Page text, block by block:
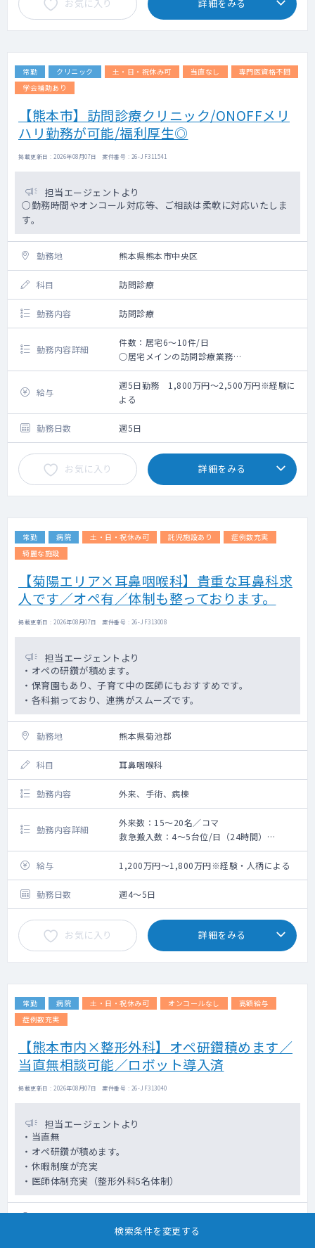
お気に入り 詳細をみる
常勤 クリニック 土・日・祝休み可 当直なし
専門医資格不問
学会補助あり
【熊本市】訪問診療クリニック/ONOFFメリ
ハリ勤務が可能/福利厚生◎
掲載更新日 : 2026年08月07日 案件番号 : 26-JF311541
担当エージェントより
○勤務時間やオンコール対応等、ご相談は柔軟に対応いたしま
す。
勤務地 熊本県熊本市中央区
科目 訪問診療
勤務内容 訪問診療
勤務内容詳細
件数：居宅6～10件/日
○居宅メインの訪問診療業務
○1件あたり平均15～30分程度
給与
週5日勤務 1,800万円～2,500万円※経験に
よる
勤務日数 週5日
お気に入り 詳細をみる
常勤 病院 土・日・祝休み可 託児施設あり
症例数充実
綺麗な施設
【菊陽エリア×耳鼻咽喉科】貴重な耳鼻科求
人です／オペ有／体制も整っております。
掲載更新日 : 2026年08月07日 案件番号 : 26-JF313008
担当エージェントより
・オペの研鑽が積めます。
・保育園もあり、子育て中の医師にもおすすめです。
・各科揃っており、連携がスムーズです。
勤務地 熊本県菊池郡
科目 耳鼻咽喉科
勤務内容 外来、手術、病棟
勤務内容詳細
外来数：15～20名／コマ
救急搬入数：4～5台位/日（24時間）
手術数：30件程度／年
・外来・オペを中心に勤務をお願いいたしま
す。
・オペは年間30件程度です。
・摂食・嚥下外来・小児言語外来・補聴器外
来なども行っております※予約制
・常勤医1名 非常勤医2名
給与 1,200万円～1,800万円※経験・人柄による
勤務日数 週4～5日
お気に入り 詳細をみる
常勤 病院 土・日・祝休み可 オンコールなし
高額給与
症例数充実
【熊本市内×整形外科】オペ研鑽積めます／
当直無相談可能／ロボット導入済
掲載更新日 : 2026年08月07日 案件番号 : 26-JF313040
担当エージェントより
・当直無
・オペ研鑽が積めます。
・休暇制度が充実
・医師体制充実（整形外科5名体制）
勤務地 熊本県熊本市南区
検索条件を変更する